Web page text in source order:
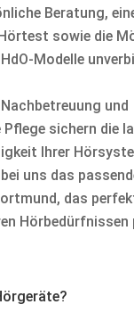
Beratung,
sowie die
Modelle
und
sichern die
Ihrer
uns das
das
Hörbedürfnissen